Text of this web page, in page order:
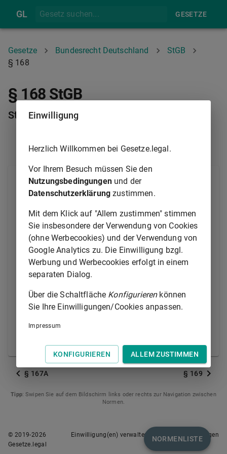
GL GESETZE
Gesetze Bundesrecht Deutschland
StGB
§ 168
§ 168 StGB
Störung der Totenruhe
§ 167A
(1) Wer unbefugt aus dem Gewahrsam des
Berechtigten den Körper oder Teile des Körpers eines
einer solchen oder die Asche eines verstorbenen
Menschen wegnimmt oder wer daran
beschimpfenden Unfug verübt, wird mit
Freiheitsstrafe bis zu drei Jahren oder mit Geldstrafe
bestraft.
Beisetzungsstätte oder öffentliche Totengedenkstätte
zerstört oder beschädigt oder wer dort
beschimpfenden Unfug verübt.
§ 167A § 169
Tipp: Swipen Sie auf dem Bildschirm links oder rechts zur Navigation zwischen
Normen.
NORMENLISTE
© 2019-2026
Gesetze.legal
Einwilligung(en) verwalten Nutzungsbedingungen
Einwilligung
Herzlich Willkommen bei Gesetze.legal.
Vor Ihrem Besuch müssen Sie den
Nutzungsbedingungenund der
Datenschutzerklärung zustimmen.
Mit dem Klick auf "Allem zustimmen" stimmen
Sie insbesondere der Verwendung von Cookies
(ohne Werbecookies) und der Verwendung von
Google Analytics zu. Die Einwilligung bzgl.
Werbung und Werbecookies erfolgt in einem
separaten Dialog.
Über die Schaltfläche Konfigurierenkönnen
Sie Ihre Einwilligungen/Cookies anpassen.
Impressum
KONFIGURIEREN ALLEM ZUSTIMMEN